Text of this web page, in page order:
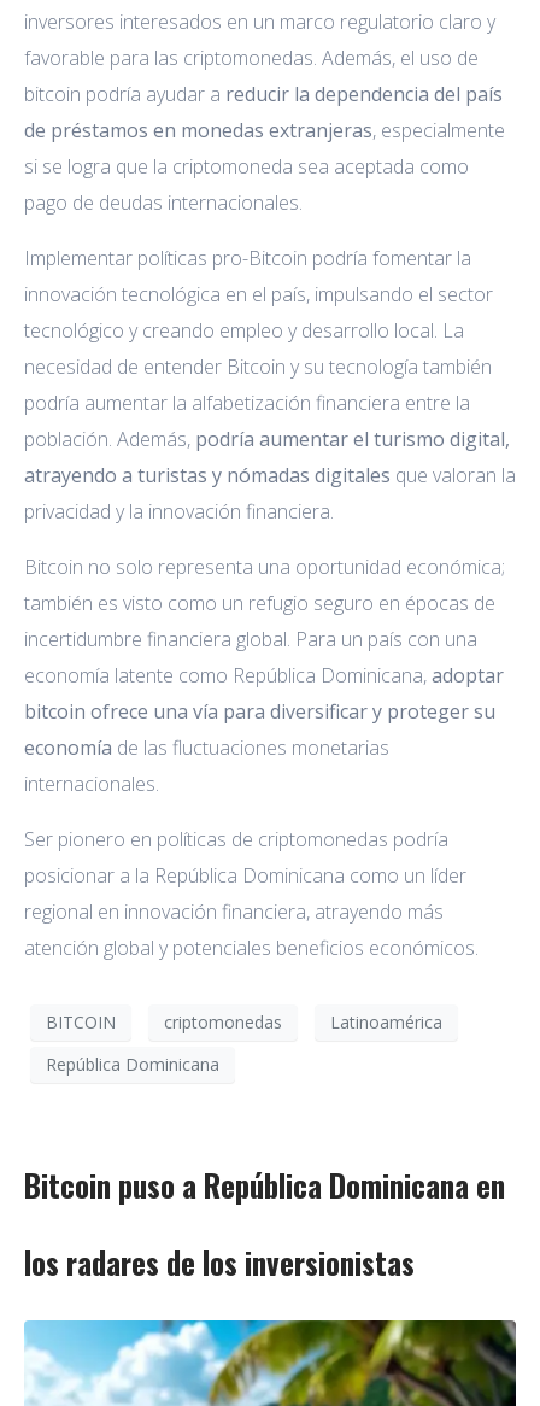
inversores interesados en un marco regulatorio claro y
favorable para las criptomonedas. Además, el uso de
bitcoin podría ayudar a reducir la dependencia del país
de préstamos en monedas extranjeras, especialmente
si se logra que la criptomoneda sea aceptada como
pago de deudas internacionales.
Implementar políticas pro-Bitcoin podría fomentar la
innovación tecnológica en el país, impulsando el sector
tecnológico y creando empleo y desarrollo local. La
necesidad de entender Bitcoin y su tecnología también
podría aumentar la alfabetización financiera entre la
población. Además, podría aumentar el turismo digital,
atrayendo a turistas y nómadas digitales que valoran la
privacidad y la innovación financiera.
Bitcoin no solo representa una oportunidad económica;
también es visto como un refugio seguro en épocas de
incertidumbre financiera global. Para un país con una
economía latente como República Dominicana,adoptar
bitcoin ofrece una vía para diversificar y proteger su
economía de las fluctuaciones monetarias
internacionales.
Ser pionero en políticas de criptomonedas podría
posicionar a la República Dominicana como un líder
regional en innovación financiera, atrayendo más
atención global y potenciales beneficios económicos.
BITCOIN criptomonedas
Latinoamérica
República Dominicana
Bitcoin puso a República Dominicana en
los radares de los inversionistas